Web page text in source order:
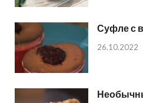
Суфле с
26.10.2022